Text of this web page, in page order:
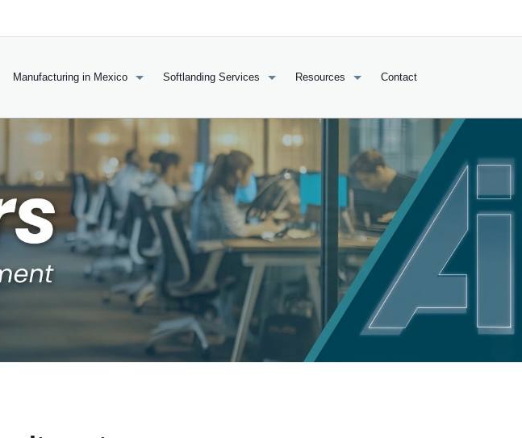
Manufacturing in Mexico Softlanding Services Resources Contact